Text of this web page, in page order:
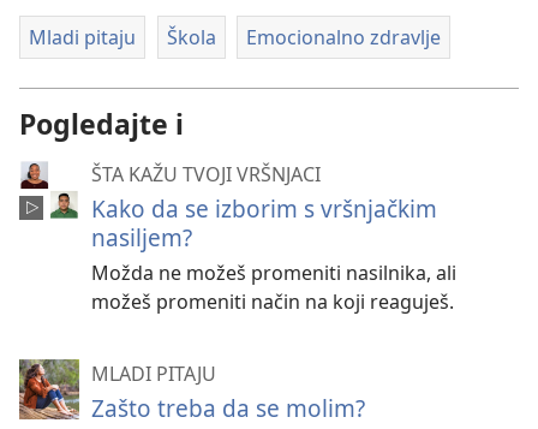
Mladi pitaju Škola Emocionalno zdravlje
Pogledajte i
ŠTA KAŽU TVOJI VRŠNJACI
Kako da se izborim s vršnjačkim
nasiljem?
Možda ne možeš promeniti nasilnika, ali
možeš promeniti način na koji reaguješ.
MLADI PITAJU
Zašto treba da se molim?